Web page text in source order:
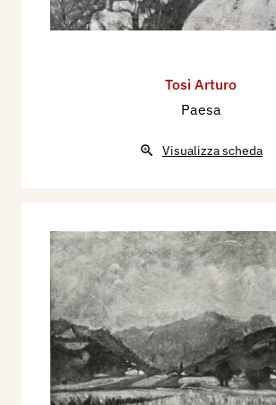
Tosi Arturo
Paesa
Visualizza scheda